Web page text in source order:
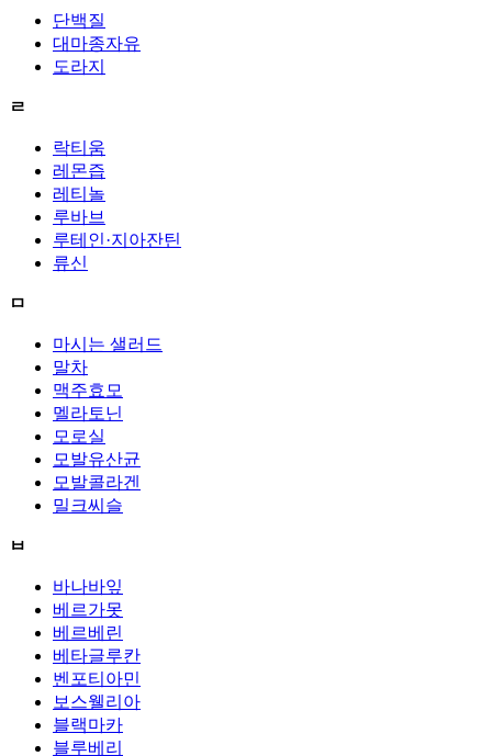
단백질
대마종자유
도라지
ㄹ
락티움
레몬즙
레티놀
루바브
루테인·지아잔틴
류신
ㅁ
마시는 샐러드
말차
맥주효모
멜라토닌
모로실
모발유산균
모발콜라겐
밀크씨슬
ㅂ
바나바잎
베르가못
베르베린
베타글루칸
벤포티아민
보스웰리아
블랙마카
블루베리